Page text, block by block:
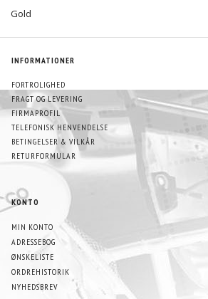
Gold
INFORMATIONER
FORTROLIGHED
FRAGT OG LEVERING
FIRMAPROFIL
TELEFONISK HENVENDELSE
BETINGELSER & VILKÅR
RETURFORMULAR
KONTO
MIN KONTO
ADRESSEBOG
ØNSKELISTE
ORDREHISTORIK
NYHEDSBREV